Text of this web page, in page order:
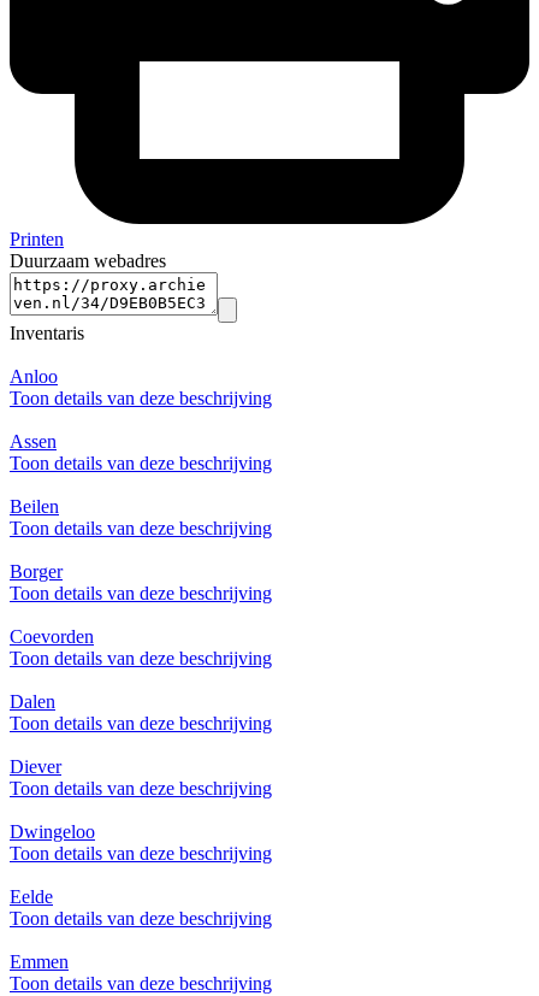
Printen
Duurzaam webadres
Inventaris
Anloo
Toon details van deze beschrijving
Assen
Toon details van deze beschrijving
Beilen
Toon details van deze beschrijving
Borger
Toon details van deze beschrijving
Coevorden
Toon details van deze beschrijving
Dalen
Toon details van deze beschrijving
Diever
Toon details van deze beschrijving
Dwingeloo
Toon details van deze beschrijving
Eelde
Toon details van deze beschrijving
Emmen
Toon details van deze beschrijving